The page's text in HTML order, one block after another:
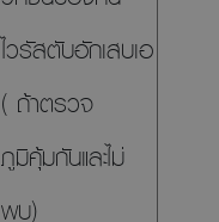
ไวรัสตับอักเสบเอ
( ถ้าตรวจ
ภูมิคุ้มกันและไม่
พบ)